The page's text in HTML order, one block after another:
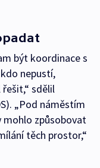
být koordinace s
nepustí,
sdělil
„Pod náměstím
mohlo způsobovat
těch prostor,“